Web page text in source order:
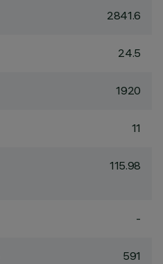
2841.6
24.5
1920
11
115.98
-
591